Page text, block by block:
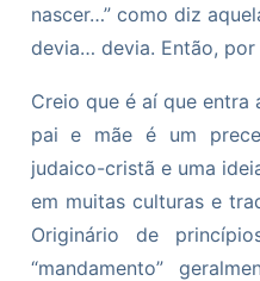
nascer…” como diz
devia… devia. Então,
Creio que é aí que entra
pai e mãe é um
judaico-cristã e uma
em muitas culturas e
Originário de
“mandamento”